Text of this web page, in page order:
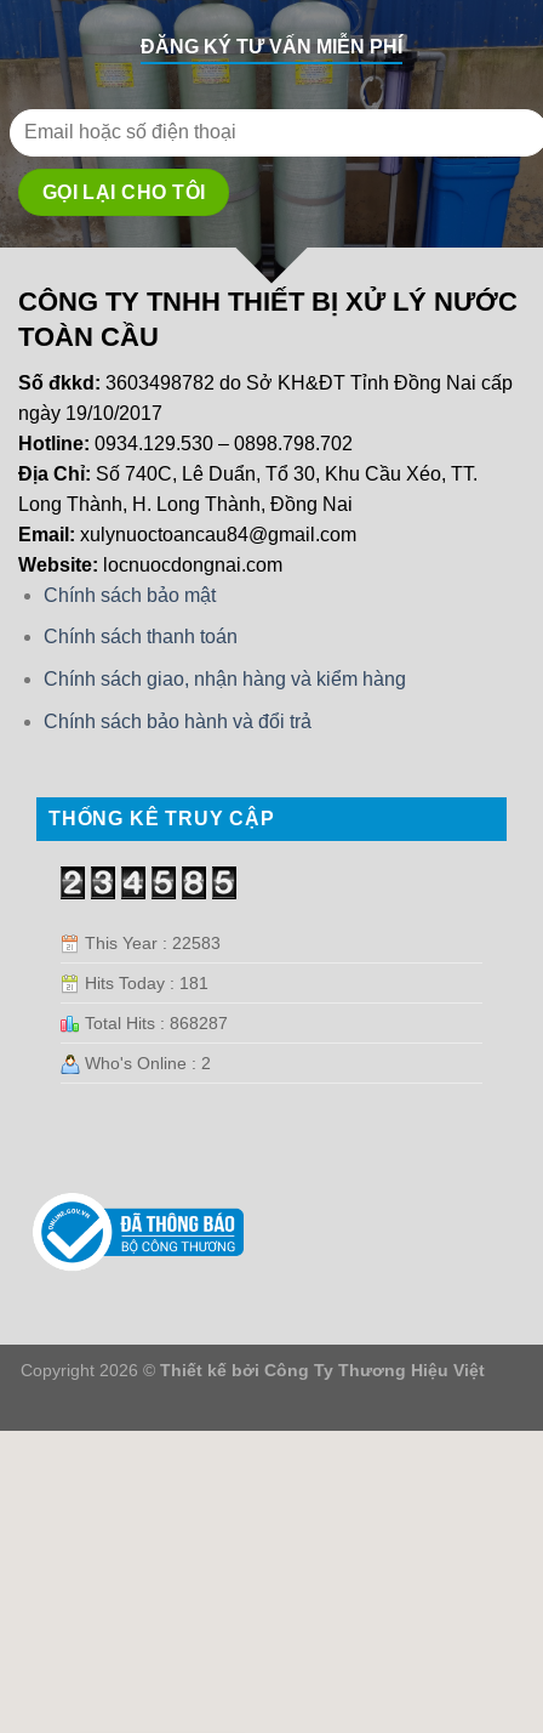
ĐĂNG KÝ TƯ VẤN MIỄN PHÍ
CÔNG TY TNHH THIẾT BỊ XỬ LÝ NƯỚC
TOÀN CẦU
Số đkkd: 3603498782 do Sở KH&ĐT Tỉnh Đồng Nai cấp
ngày 19/10/2017
Hotline: 0934.129.530 – 0898.798.702
Địa Chỉ: Số 740C, Lê Duẩn, Tổ 30, Khu Cầu Xéo, TT.
Long Thành, H. Long Thành, Đồng Nai
Email: xulynuoctoancau84@gmail.com
Website: locnuocdongnai.com
Chính sách bảo mật
Chính sách thanh toán
Chính sách giao, nhận hàng và kiểm hàng
Chính sách bảo hành và đổi trả
THỐNG KÊ TRUY CẬP
This Year : 22583
Hits Today : 181
Total Hits : 868287
Who's Online : 2
Copyright 2026 © Thiết kế bởi Công Ty Thương Hiệu Việt